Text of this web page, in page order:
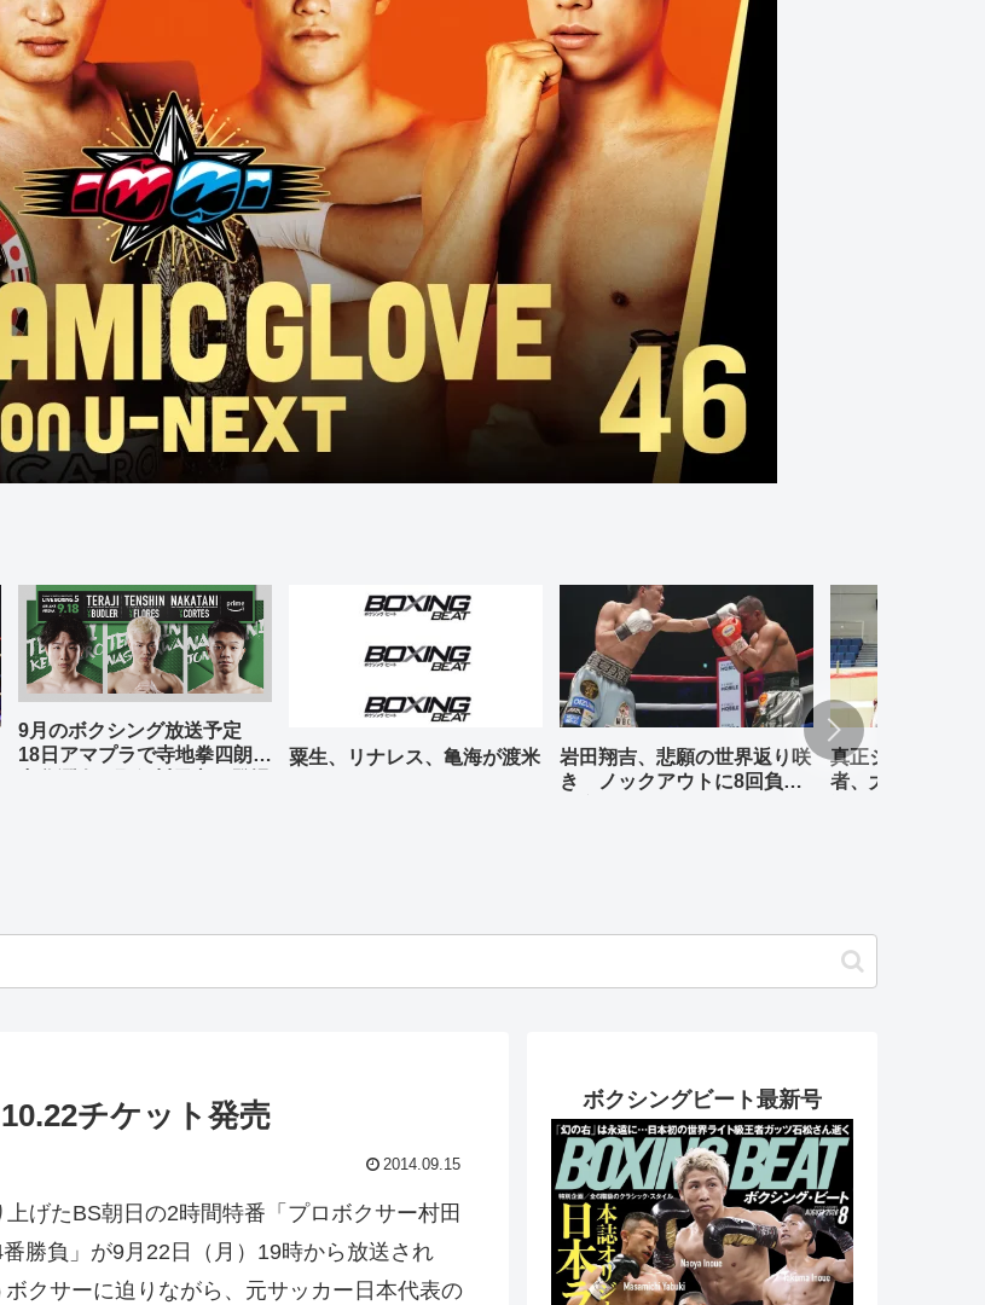
9月のボクシング放送予定
18日アマプラで寺地拳四朗、
粟生、リナレス、亀海が渡米
岩田翔吉、悲願の世界返り咲
き ノックアウトに8回負傷
真正ジムの元
者、大橋哲朗、
チケット発売
2014.09.15
げたBS朝日の2時間特番「プロボクサー村田
負」が9月22日（月）19時から放送され
クサーに迫りながら、元サッカー日本代表の
ボクシングビート最新号